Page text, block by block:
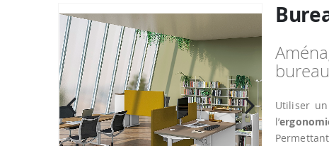
la
fin
de
la
galerie
d’images
Utiliser un
l’